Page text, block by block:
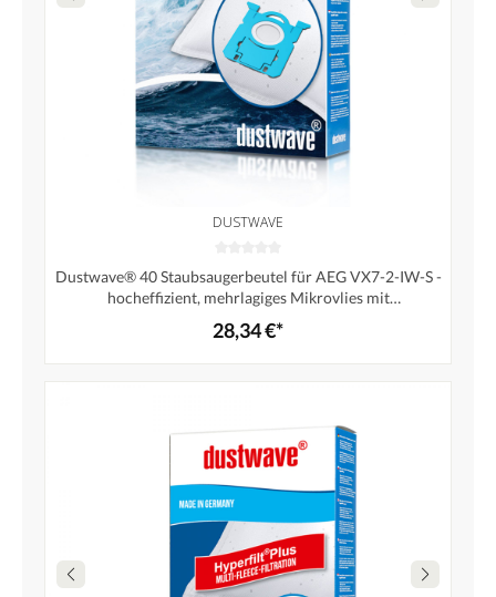
DUSTWAVE
Dustwave® 40 Staubsaugerbeutel für AEG VX7-2-IW-S -
hocheffizient, mehrlagiges Mikrovlies mit
Hygieneverschluss - Made in Germany
28,34 €*